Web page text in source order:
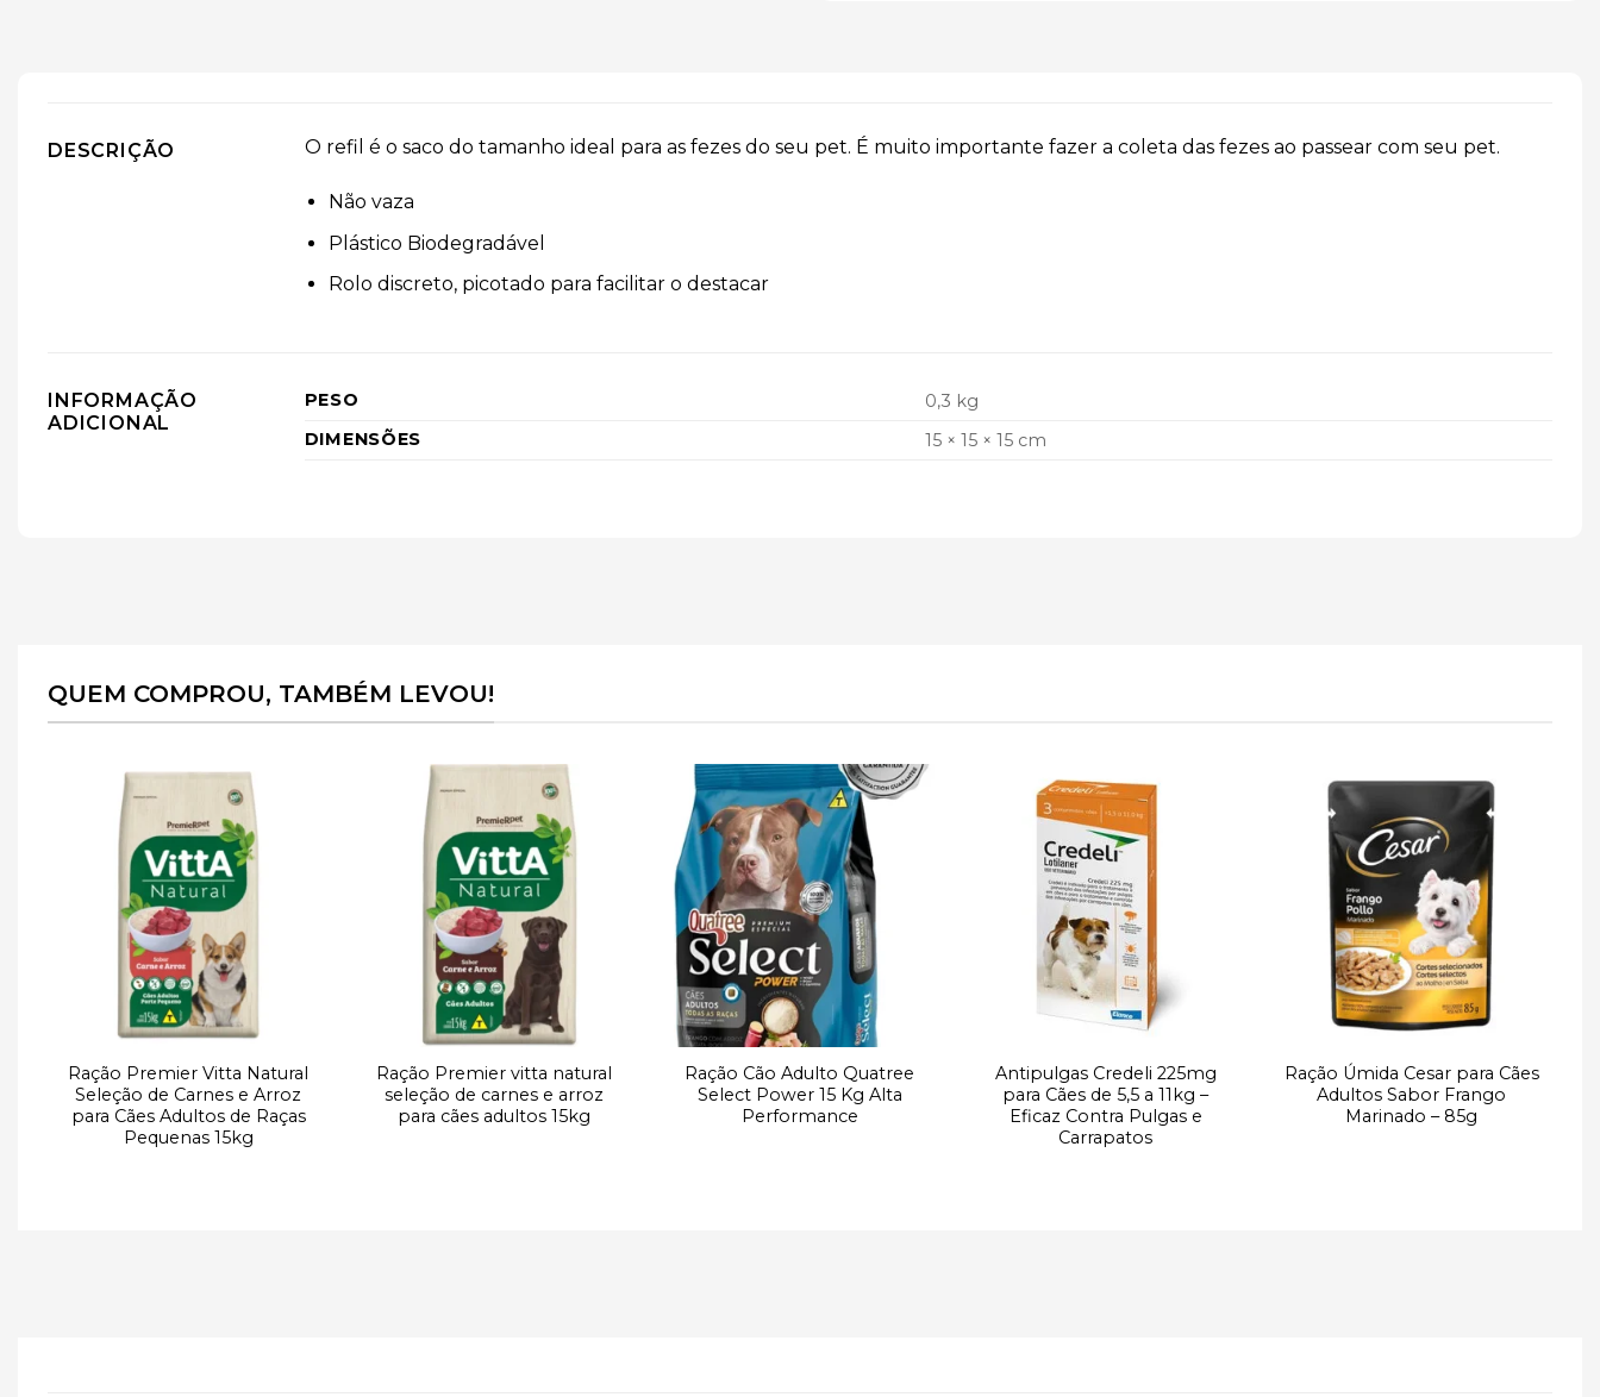
DESCRIÇÃO O refil é o saco do tamanho ideal para as fezes do seu pet. É muito importante fazer a coleta das fezes ao passear com seu pet.
Não vaza
Plástico Biodegradável
Rolo discreto, picotado para facilitar o destacar
INFORMAÇÃO
ADICIONAL
PESO
0,3 kg
DIMENSÕES
15 × 15 × 15 cm
QUEM COMPROU, TAMBÉM LEVOU!
Adicionar
à lista de
desejos
Ração Premier Vitta Natural
Seleção de Carnes e Arroz
para Cães Adultos de Raças
Pequenas 15kg
Adicionar
à lista de
desejos
Ração Premier vitta natural
seleção de carnes e arroz
para cães adultos 15kg
Adicionar
à lista de
desejos
Ração Cão Adulto Quatree
Select Power 15 Kg Alta
Performance
à lista de
Antipulgas Credeli 225mg
para Cães de 5,5 a 11kg –
Eficaz Contra Pulgas e
Carrapatos
Adicionar
à lista de
desejos
Ração Úmida Cesar para Cães
Adultos Sabor Frango
Marinado – 85g